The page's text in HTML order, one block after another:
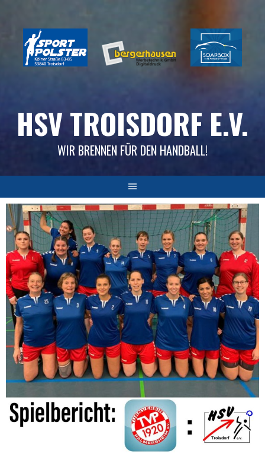
HSV TROISDORF E.V.
WIR BRENNEN FÜR DEN HANDBALL!